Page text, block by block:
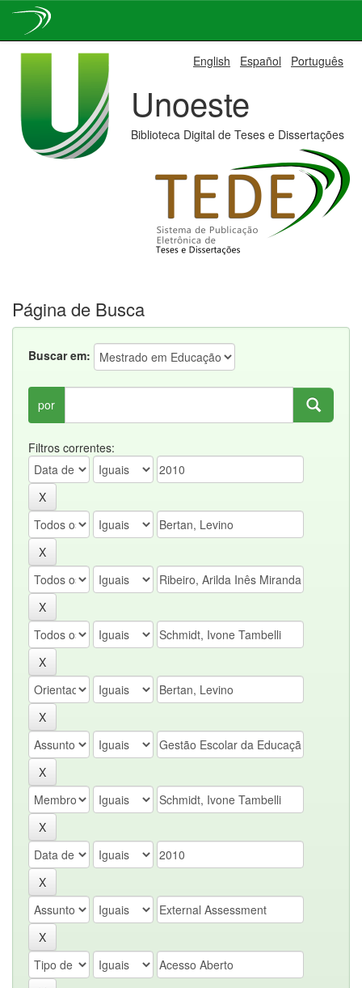
English Español Português
Unoeste
Biblioteca Digital de Teses e Dissertações
Página de Busca
Buscar em:
por
Filtros correntes: